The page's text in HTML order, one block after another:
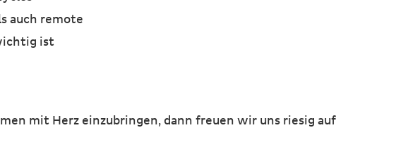
auch remote
ist
mit Herz einzubringen, dann freuen wir uns riesig auf